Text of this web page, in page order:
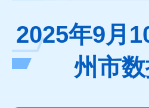
2025年9月
州市